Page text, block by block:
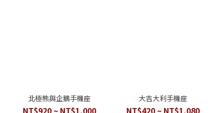
北極熊與企鵝手機座
NT$920 ~ NT$1,000
大吉大利手機座
NT$420 ~ NT$1,080